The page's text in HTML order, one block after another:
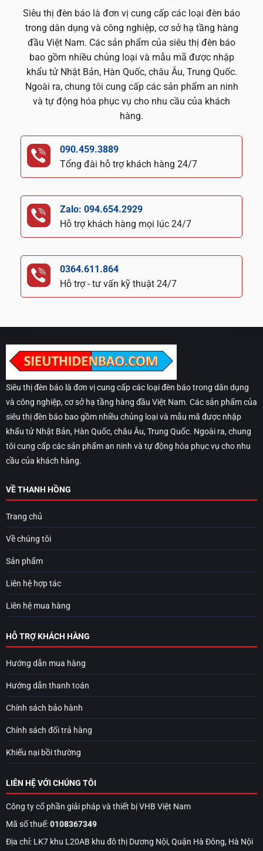
Siêu thị đèn báo là đơn vị cung cấp các loại đèn báo
trong dân dụng và công nghiệp, cơ sở hạ tầng hàng
đầu Việt Nam. Các sản phẩm của siêu thị đèn báo
bao gồm nhiều chủng loại và mẫu mã được nhập
khẩu tử Nhật Bản, Hàn Quốc, châu Âu, Trung Quốc.
Ngoài ra, chung tôi cung cấp các sản phẩm an ninh
và tự động hóa phục vụ cho nhu cầu của khách
hàng.
090.459.3889
Tổng đài hỗ trợ khách hàng 24/7
Zalo: 094.654.2929
Hỗ trợ khách hàng mọi lúc 24/7
0364.611.864
Hỗ trợ - tư vấn kỹ thuật 24/7
Siêu thị đèn báo là đơn vị cung cấp các loại đèn báo trong dân dụng
và công nghiệp, cơ sở hạ tầng hàng đầu Việt Nam. Các sản phẩm của
siêu thị đèn báo bao gồm nhiều chủng loại và mẫu mã được nhập
khẩu tử Nhật Bản, Hàn Quốc, châu Âu, Trung Quốc. Ngoài ra, chung
tôi cung cấp các sản phẩm an ninh và tự động hóa phục vụ cho nhu
cầu của khách hàng.
VỀ THANH HỒNG
Trang chủ
Về chúng tôi
Sản phẩm
Liên hệ hợp tác
Liên hệ mua hàng
HỖ TRỢ KHÁCH HÀNG
Hướng dẫn mua hàng
Hướng dẫn thanh toán
Chính sách bảo hành
Chính sách đổi trả hàng
Khiếu nại bồi thường
LIÊN HỆ VỚI CHÚNG TÔI
Công ty cổ phần giải pháp và thiết bị VHB Việt Nam
Mã số thuế:0108367349
Địa chỉ: LK7 khu L20AB khu đô thị Dương Nội, Quận Hà Đông, Hà Nội